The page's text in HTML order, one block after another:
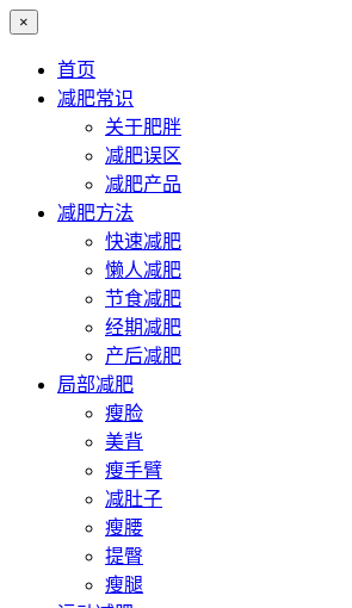
×
首页
减肥常识
关于肥胖
减肥误区
减肥产品
减肥方法
快速减肥
懒人减肥
节食减肥
经期减肥
产后减肥
局部减肥
瘦脸
美背
瘦手臂
减肚子
瘦腰
提臀
瘦腿